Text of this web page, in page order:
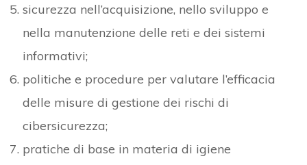
sicurezza nell’acquisizione, nello sviluppo e
nella manutenzione delle reti e dei sistemi
informativi;
politiche e procedure per valutare l’efficacia
delle misure di gestione dei rischi di
cibersicurezza;
pratiche di base in materia di igiene